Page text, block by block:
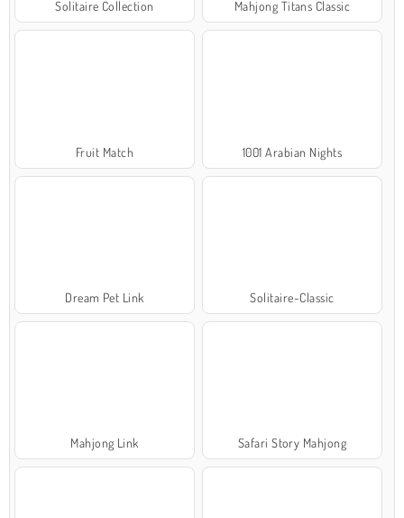
Solitaire Collection Mahjong Titans Classic
Fruit Match 1001 Arabian Nights
Dream Pet Link Solitaire-Classic
Mahjong Link Safari Story Mahjong